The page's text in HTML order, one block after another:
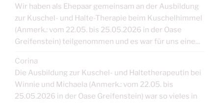
Wir haben als Ehepaar gemeinsam an der Ausbildung
zur Kuschel- und Halte-Therapie beim Kuschelhimmel
(Anmerk.: vom 22.05. bis 25.05.2026 in der Oase
Greifenstein) teilgenommen und es war für uns eine...
Corina
Die Ausbildung zur Kuschel- und Haltetherapeutin bei
Winnie und Michaela (Anmerk.: vom 22.05. bis
25.05.2026 in der Oase Greifenstein) war so vieles in